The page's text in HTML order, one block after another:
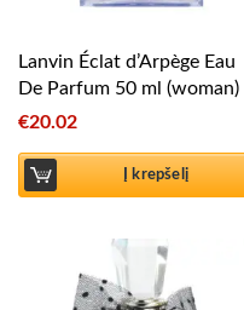
Lanvin Éclat d’Arpège Eau
De Parfum 50 ml (woman)
€20.02
Į krepšelį